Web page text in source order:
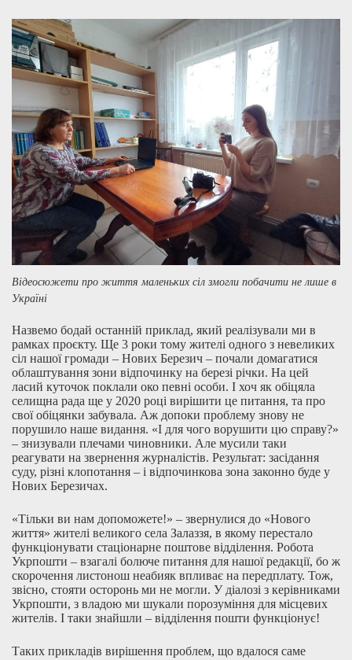
Відеосюжети про життя маленьких сіл змогли побачити не лише в
Україні
Назвемо бодай останній приклад, який реалізували ми в
рамках проєкту. Ще 3 роки тому жителі одного з невеликих
сіл нашої громади – Нових Березич – почали домагатися
облаштування зони відпочинку на березі річки. На цей
ласий куточок поклали око певні особи. І хоч як обіцяла
селищна рада ще у 2020 році вирішити це питання, та про
свої обіцянки забувала. Аж допоки проблему знову не
порушило наше видання. «І для чого ворушити цю справу?»
– знизували плечами чиновники. Але мусили таки
реагувати на звернення журналістів. Результат: засідання
суду, різні клопотання – і відпочинкова зона законно буде у
Нових Березичах.
«Тільки ви нам допоможете!» – звернулися до «Нового
життя» жителі великого села Залаззя, в якому перестало
функціонувати стаціонарне поштове відділення. Робота
Укрпошти – взагалі болюче питання для нашої редакції, бо ж
скорочення листонош неабияк впливає на передплату. Тож,
звісно, стояти осторонь ми не могли. У діалозі з керівниками
Укрпошти, з владою ми шукали порозуміння для місцевих
жителів. І таки знайшли – відділення пошти функціонує!
Таких прикладів вирішення проблем, що вдалося саме